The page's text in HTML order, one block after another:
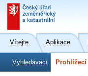
Vítejte Aplikace
Vyhledávací Prohlížecí